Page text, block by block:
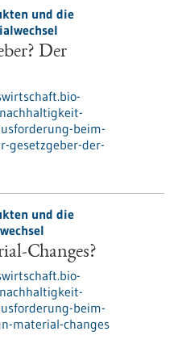
und die
Der
beim-
gesetzgeber-der-
und die
Changes?
beim-
material-changes